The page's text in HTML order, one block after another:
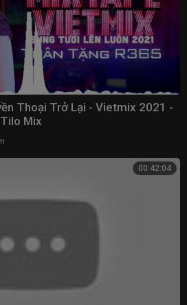
Thoại Trở Lại - Vietmix 2021 -
Mix
00:42:04